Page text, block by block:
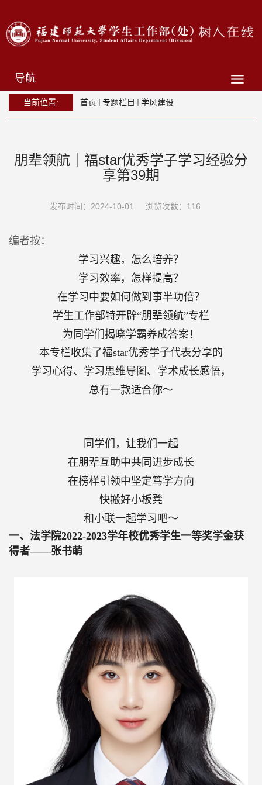
导航
当前位置: 首页 专题栏目 学风建设
朋辈领航｜福star优秀学子学习经验分
享第39期
发布时间：2024-10-01 浏览次数： 116
编者按：
学习兴趣，怎么培养？
学习效率，怎样提高？
在学习中要如何做到事半功倍？
学生工作部特开辟“朋辈领航”专栏
为同学们揭晓学霸养成答案！
本专栏收集了福star优秀学子代表分享的
学习心得、学习思维导图、学术成长感悟，
总有一款适合你～
同学们，让我们一起
在朋辈互助中共同进步成长
在榜样引领中坚定笃学方向
快搬好小板凳
和小联一起学习吧～
一、 法学院2022-2023学年校优秀学生一等奖学金获
得者——张书萌